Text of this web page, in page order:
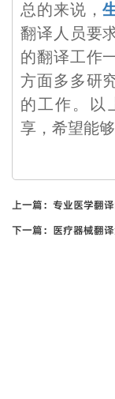
总的来说，
翻译人员要
的翻译工作
方面多多研
的工作。以
享，希望能
上一篇： 专业医学翻
下一篇： 医疗器械翻